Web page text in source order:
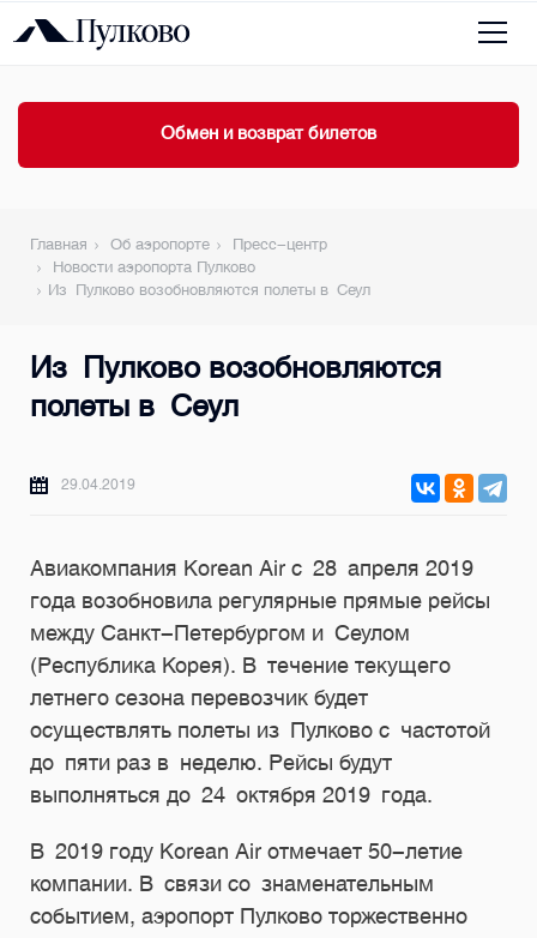
Обмен и возврат билетов
Главная Об аэропорте
Пресс-центр
Новости аэропорта Пулково
Из Пулково возобновляются полеты в Сеул
Из Пулково возобновляются
полеты в Сеул
29.04.2019
Авиакомпания Korean Air с 28 апреля 2019
года возобновила регулярные прямые рейсы
между Санкт-Петербургом и Сеулом
(Республика Корея). В течение текущего
летнего сезона перевозчик будет
осуществлять полеты из Пулково с частотой
до пяти раз в неделю. Рейсы будут
выполняться до 24 октября 2019 года.
В 2019 году Korean Air отмечает 50-летие
компании. В связи со знаменательным
событием, аэропорт Пулково торжественно